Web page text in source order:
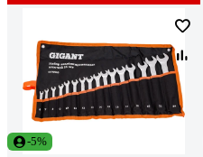
-5%